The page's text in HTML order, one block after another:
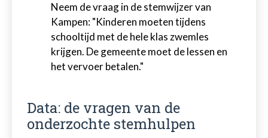
Neem de vraag in de stemwijzer van
Kampen: "Kinderen moeten tijdens
schooltijd met de hele klas zwemles
krijgen. De gemeente moet de lessen en
het vervoer betalen."
Data: de vragen van de
onderzochte stemhulpen